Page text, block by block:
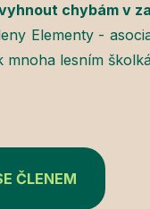
chybám v
Elementy -
mnoha lesním
ČLENEM